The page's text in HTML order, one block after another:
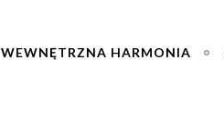
WEWNĘTRZNA HARMONIA